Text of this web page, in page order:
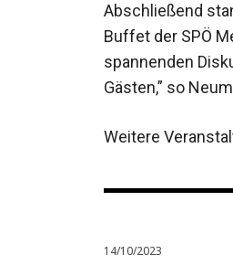
Abschließend
Buffet der SPÖ
spannenden
Gästen,” so
Weitere
14/10/2023